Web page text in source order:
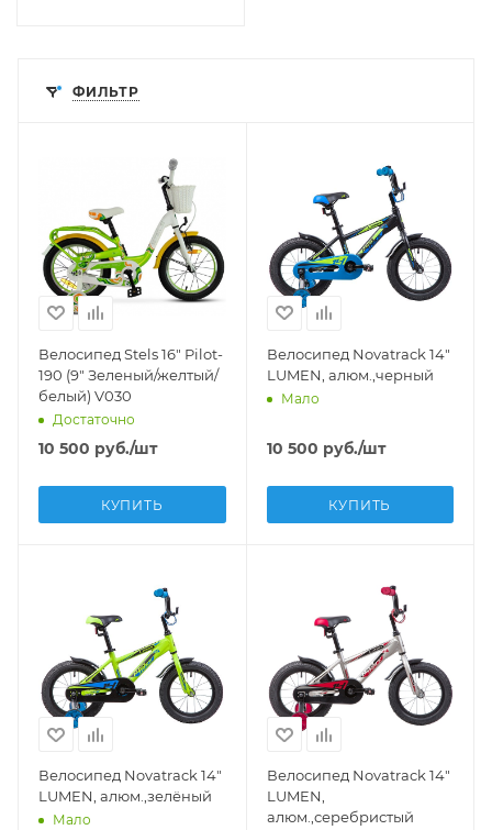
ФИЛЬТР
Велосипед Stels 16" Pilot-
190 (9" Зеленый/желтый/
белый) V030
Достаточно
10 500 руб./шт
КУПИТЬ
Велосипед Novatrack 14"
LUMEN, алюм.,черный
Мало
10 500 руб./шт
КУПИТЬ
Велосипед Novatrack 14"
LUMEN, алюм.,зелёный
Мало
Велосипед Novatrack 14"
LUMEN,
алюм.,серебристый